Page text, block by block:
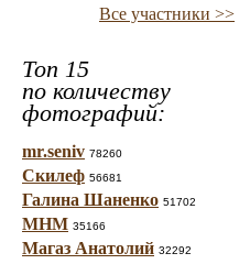
Все участники >>
Топ 15
по количеству
фотографий:
mr.seniv 78260
Скилеф 56681
Галина Шаненко 51702
МНМ 35166
Магаз Анатолий 32292